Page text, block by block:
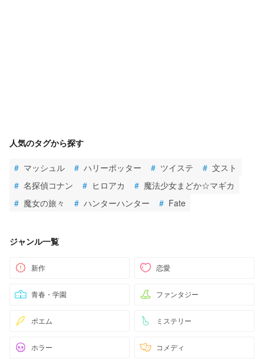
人気のタグから探す
# マッシュル # ハリーポッター # ツイステ # 文スト
# 名探偵コナン # ヒロアカ # 魔法少女まどか☆マギカ
# 魔女の旅々 # ハンターハンター # Fate
ジャンル一覧
新作 恋愛
青春・学園 ファンタジー
ポエム ミステリー
ホラー コメディ